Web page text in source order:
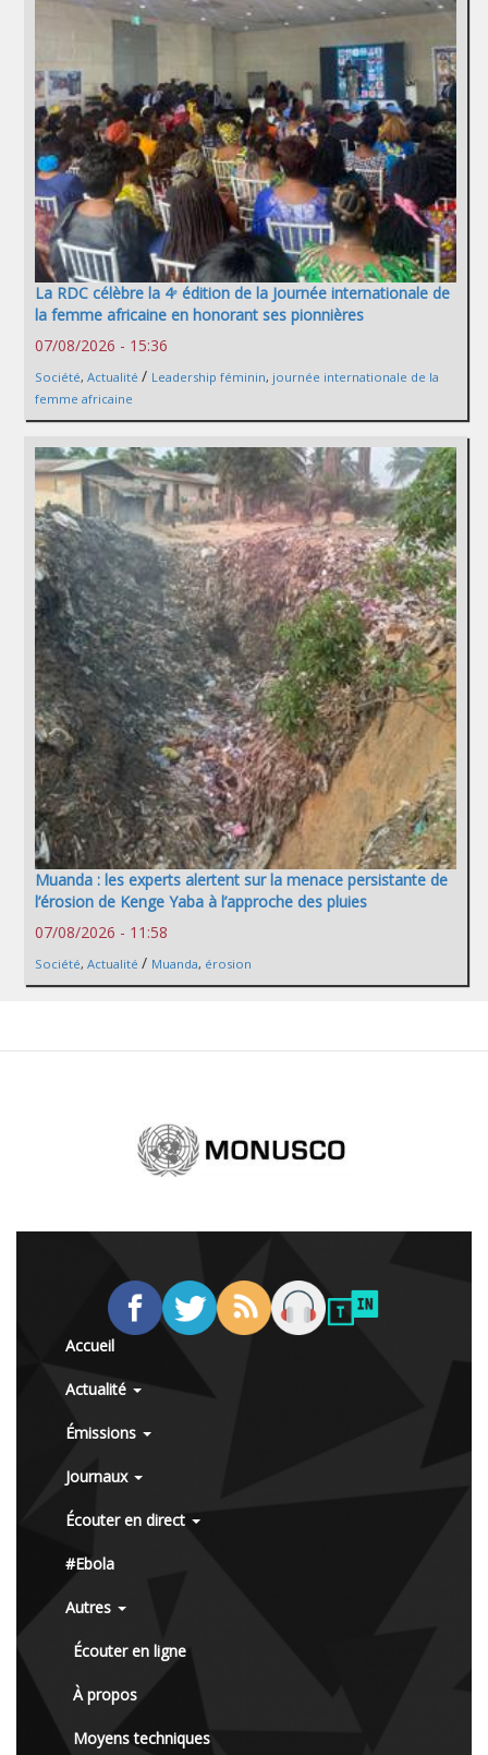
La RDC célèbre la 4ᵉ édition de la Journée internationale de
la femme africaine en honorant ses pionnières
07/08/2026 - 15:36
Société, Actualité / Leadership féminin, journée internationale de la
femme africaine
Muanda : les experts alertent sur la menace persistante de
l’érosion de Kenge Yaba à l’approche des pluies
07/08/2026 - 11:58
Société, Actualité / Muanda, érosion
Accueil
Actualité
Émissions
Journaux
Écouter en direct
#Ebola
Autres
Écouter en ligne
À propos
Moyens techniques